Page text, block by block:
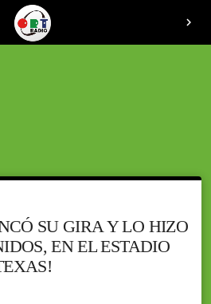
chevron_right
SU GIRA Y LO HIZO
EN EL ESTADIO